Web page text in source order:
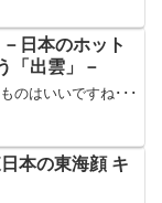
日本のホット
「出雲」－
のはいいですね･･･
本の東海顔 キ